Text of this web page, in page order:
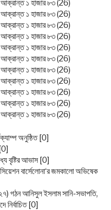
আক্রান্ত ১ হাজার ৮৩ (26)
আক্রান্ত ১ হাজার ৮৩ (26)
আক্রান্ত ১ হাজার ৮৩ (26)
আক্রান্ত ১ হাজার ৮৩ (26)
আক্রান্ত ১ হাজার ৮৩ (26)
আক্রান্ত ১ হাজার ৮৩ (26)
আক্রান্ত ১ হাজার ৮৩ (26)
আক্রান্ত ১ হাজার ৮৩ (26)
আক্রান্ত ১ হাজার ৮৩ (26)
আক্রান্ত ১ হাজার ৮৩ (26)
আক্রান্ত ১ হাজার ৮৩ (26)
অনুষ্ঠিত [0]
বৃষ্টির আভাস [0]
বার্সেলোনা‘র জমকালো অভিষেক
গঠন আনিসুল ইসলাম সানি-সভাপতি,
নির্বাচিত [0]